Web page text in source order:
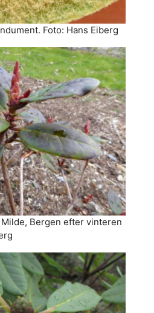
Foto: Hans Eiberg
Milde, Bergen efter vinteren